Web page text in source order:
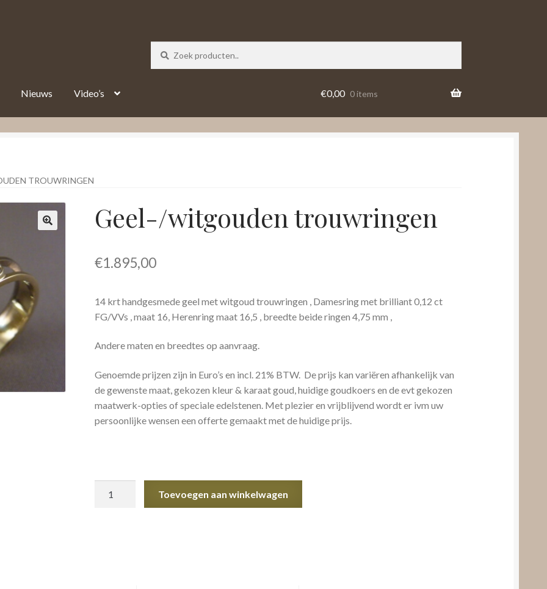
Nieuws Video’s €0,00 0 items
TROUWRINGEN
Geel-/witgouden trouwringen
€1.895,00
14 krt handgesmede geel met witgoud trouwringen , Damesring met brilliant 0,12 ct
FG/VVs , maat 16, Herenring maat 16,5 , breedte beide ringen 4,75 mm ,
Andere maten en breedtes op aanvraag.
Genoemde prijzen zijn in Euro’s en incl. 21% BTW. De prijs kan variëren afhankelijk van
de gewenste maat, gekozen kleur & karaat goud, huidige goudkoers en de evt gekozen
maatwerk-opties of speciale edelstenen. Met plezier en vrijblijvend wordt er ivm uw
persoonlijke wensen een offerte gemaakt met de huidige prijs.
Toevoegen aan winkelwagen